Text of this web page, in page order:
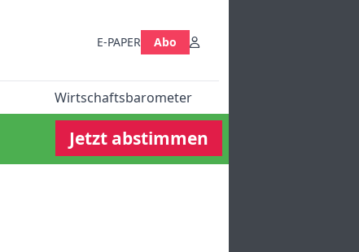
E-PAPER Abo
Wirtschaftsbarometer
Jetzt abstimmen